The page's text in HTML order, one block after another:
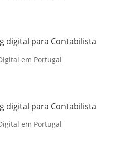
digital para Contabilista
em Portugal
digital para Contabilista
em Portugal